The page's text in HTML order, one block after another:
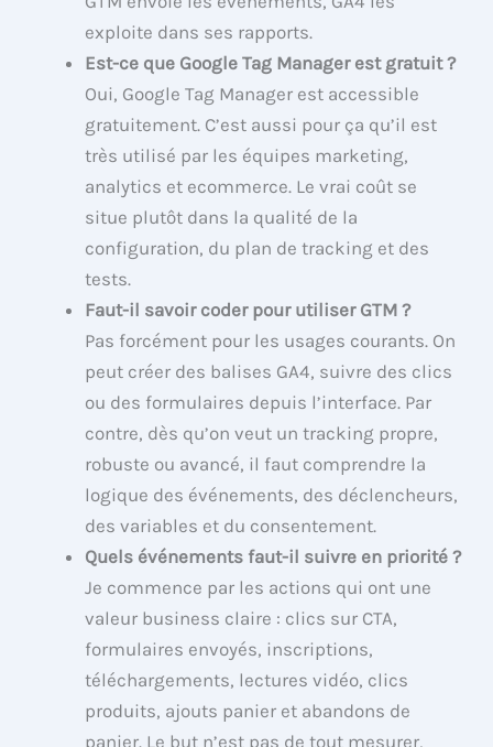
exploite dans ses rapports.
Est-ce que Google Tag Manager est gratuit ?
Oui, Google Tag Manager est accessible
gratuitement. C’est aussi pour ça qu’il est
très utilisé par les équipes marketing,
analytics et ecommerce. Le vrai coût se
situe plutôt dans la qualité de la
configuration, du plan de tracking et des
tests.
Faut-il savoir coder pour utiliser GTM ?
Pas forcément pour les usages courants. On
peut créer des balises GA4, suivre des clics
ou des formulaires depuis l’interface. Par
contre, dès qu’on veut un tracking propre,
robuste ou avancé, il faut comprendre la
logique des événements, des déclencheurs,
des variables et du consentement.
Quels événements faut-il suivre en priorité ?
Je commence par les actions qui ont une
valeur business claire : clics sur CTA,
formulaires envoyés, inscriptions,
téléchargements, lectures vidéo, clics
produits, ajouts panier et abandons de
panier. Le but n’est pas de tout mesurer,